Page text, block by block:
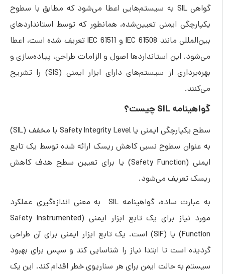
گواهی SIL به سیستم‌هایی اعطا می‌شود که مطابق با سطوح
یکپارچگی ایمنی تعیین‌شده، همانطور که توسط استانداردهای
بین‌المللی مانند IEC 61508 و IEC 61511 تعریف شده است، اعطا
می‌شود. این استانداردها اصول و الزامات طراحی، پیاده‌سازی و
بهره‌برداری از سیستم‌های دارای ابزار ایمنی (SIS) را تشریح
می‌کنند.
گواهینامه SIL چیست؟
سطح یکپارچگی ایمنی یا Safety Integrity Level با مخفف (SIL)
به عنوان سطوح نسبی کاهش ریسک ارائه شده توسط یک تابع
ایمنی (Safety Function) یا برای تعیین سطح هدف کاهش
ریسک تعریف می‌شود.
به عبارت ساده، گواهینامه SIL به معنی اندازه‌گیری عملکرد
مورد نیاز برای یک تابع ابزار ایمنی (Safety Instrumented
Function) یا (SIF) است. یک تابع ابزار ایمنی برای آن طراحی
گردیده است تا ابتدا نیاز را شناسایی کند و سپس برای بهبود
سیستم به حالت ایمن برای هر سناریوی خطر اقدام کند. این یک